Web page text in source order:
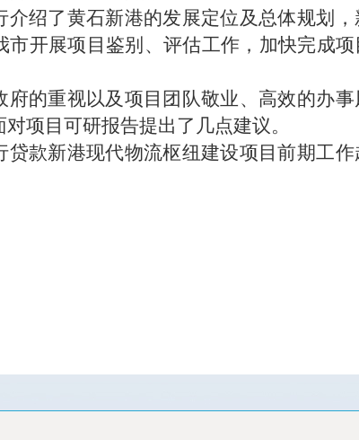
介绍了黄石新港的发展定位及总体规划
市开展项目鉴别、评估工作，加快完成
府的重视以及项目团队敬业、高效的办
项目可研报告提出了几点建议。
贷款新港现代物流枢纽建设项目前期工